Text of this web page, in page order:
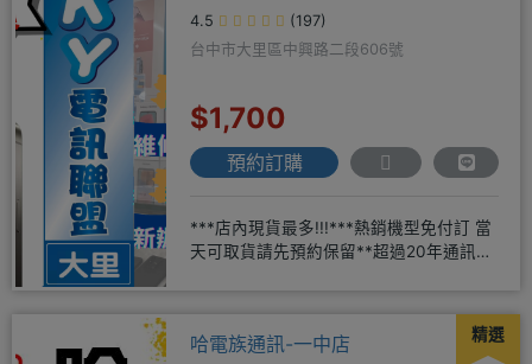
4.5
(197)
台中市大里區中興路二段606號
$1,700
預約訂購
***店內現貨最多!!!***熱銷機型免付訂 當
天可取貨請先預約保留**超過20年通訊經
精選
哈電族通訊-一中店